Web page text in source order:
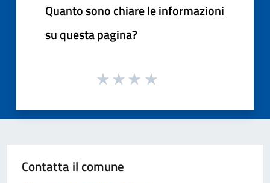
Quanto sono chiare le informazioni
su questa pagina?
Contatta il comune